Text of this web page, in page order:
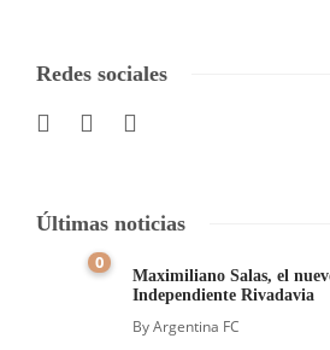
Redes sociales
Últimas noticias
0
Maximiliano Salas, el
Independiente Rivadavia
ByArgentina FC